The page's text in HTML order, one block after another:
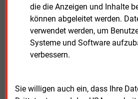
die die Anzeigen und Inhalte
können abgeleitet werden.
verwendet werden, um
Systeme und Software
verbessern.
Sie willigen auch ein, dass Ihre
Login für Kunden